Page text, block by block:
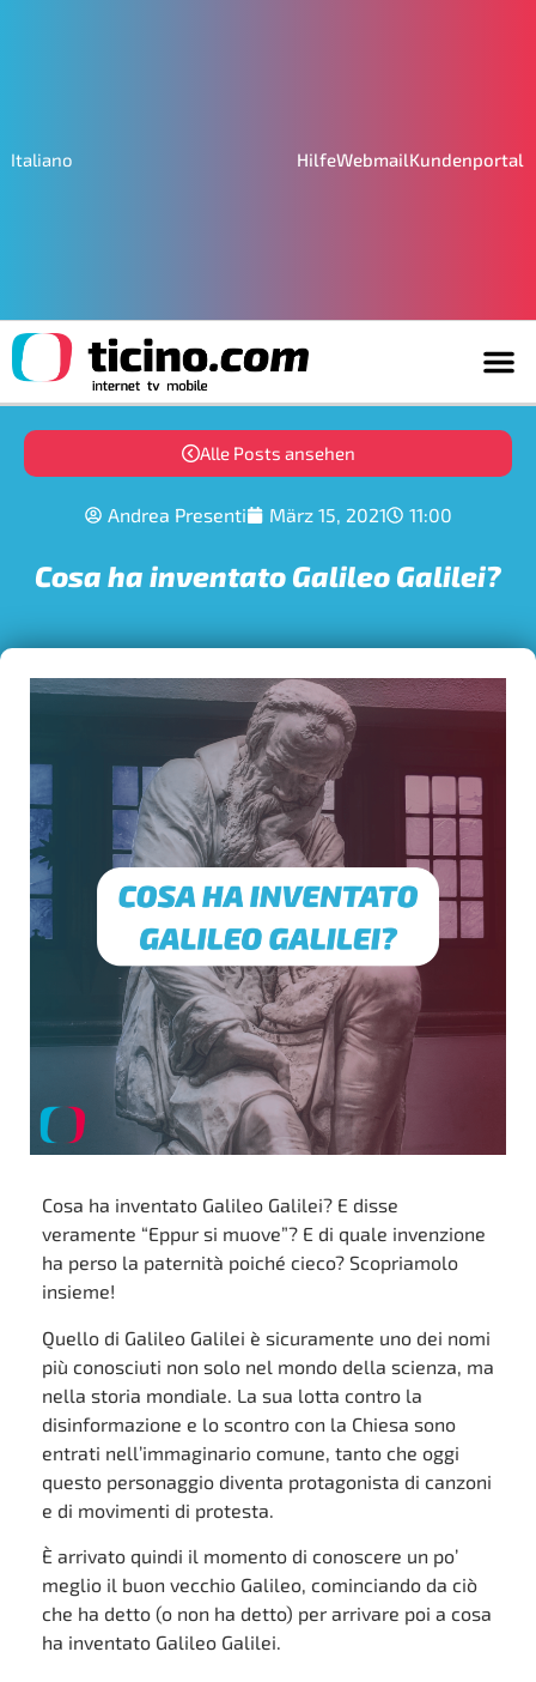
Italiano HilfeWebmailKundenportal
Alle Posts ansehen
Andrea Presenti März 15, 2021 11:00
Cosa ha inventato Galileo Galilei?
Cosa ha inventato Galileo Galilei? E disse
veramente “Eppur si muove”? E di quale invenzione
ha perso la paternità poiché cieco? Scopriamolo
insieme!
Quello di Galileo Galilei è sicuramente uno dei nomi
più conosciuti non solo nel mondo della scienza, ma
nella storia mondiale. La sua lotta contro la
disinformazione e lo scontro con la Chiesa sono
entrati nell’immaginario comune, tanto che oggi
questo personaggio diventa protagonista di canzoni
e di movimenti di protesta.
È arrivato quindi il momento di conoscere un po’
meglio il buon vecchio Galileo, cominciando da ciò
che ha detto (o non ha detto) per arrivare poi a cosa
ha inventato Galileo Galilei.